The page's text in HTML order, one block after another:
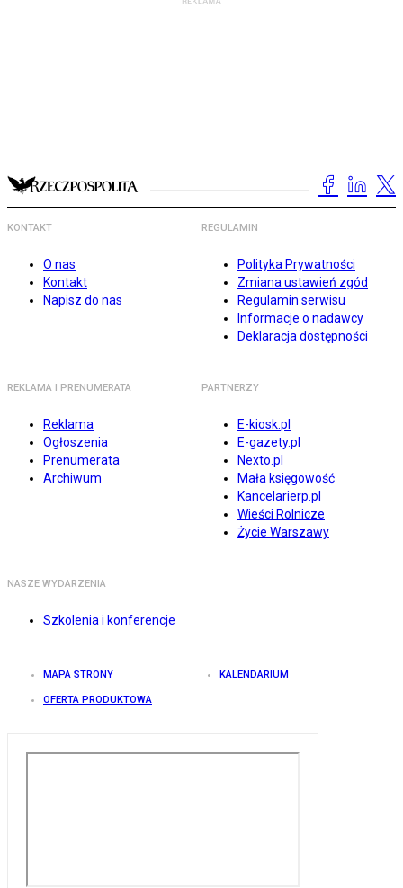
KONTAKT
O nas
Kontakt
Napisz do nas
REGULAMIN
Polityka Prywatności
Zmiana ustawień zgód
Regulamin serwisu
Informacje o nadawcy
Deklaracja dostępności
REKLAMA I PRENUMERATA
Reklama
Ogłoszenia
Prenumerata
Archiwum
PARTNERZY
E-kiosk.pl
E-gazety.pl
Nexto.pl
Mała księgowość
Kancelarierp.pl
Wieści Rolnicze
Życie Warszawy
NASZE WYDARZENIA
Szkolenia i konferencje
MAPA STRONY KALENDARIUM
OFERTA PRODUKTOWA